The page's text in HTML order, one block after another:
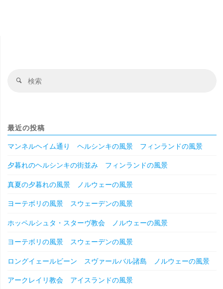
検
最近の投稿
マンネルヘイム通り ヘルシンキの風景 フィンランドの風景
夕暮れのヘルシンキの街並み フィンランドの風景
真夏の夕暮れの風景 ノルウェーの風景
ヨーテボリの風景 スウェーデンの風景
ホッペルシュタ・スターヴ教会 ノルウェーの風景
ヨーテボリの風景 スウェーデンの風景
ロングイェールビーン スヴァールバル諸島 ノルウェーの風景
アークレイリ教会 アイスランドの風景